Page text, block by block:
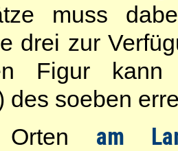
muss
drei zur
Figur
des soeben
am